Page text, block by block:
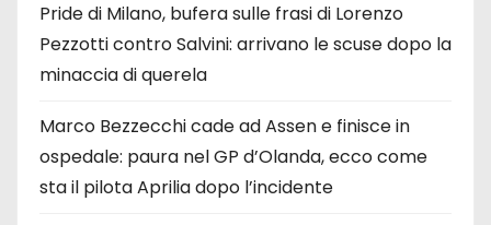
Pride di Milano, bufera sulle frasi di Lorenzo
Pezzotti contro Salvini: arrivano le scuse dopo la
minaccia di querela
Marco Bezzecchi cade ad Assen e finisce in
ospedale: paura nel GP d’Olanda, ecco come
sta il pilota Aprilia dopo l’incidente